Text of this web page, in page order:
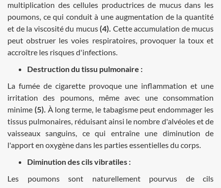
multiplication des cellules productrices de mucus dans les
poumons, ce qui conduit à une augmentation de la quantité
et de la viscosité du mucus(4). Cette accumulation de mucus
peut obstruer les voies respiratoires, provoquer la toux et
accroître les risques d'infections.
Destruction du tissu pulmonaire :
La fumée de cigarette provoque une inflammation et une
irritation des poumons, même avec une consommation
minime (5). À long terme, le tabagisme peut endommager les
tissus pulmonaires, réduisant ainsi le nombre d'alvéoles et de
vaisseaux sanguins, ce qui entraîne une diminution de
l'apport en oxygène dans les parties essentielles du corps.
Diminution des cils vibratiles :
Les poumons sont naturellement pourvus de cils